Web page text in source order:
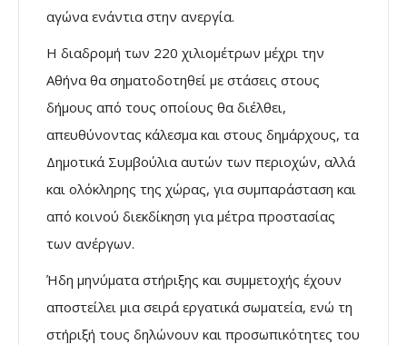
αγώνα ενάντια στην ανεργία.
Η διαδρομή των 220 χιλιομέτρων μέχρι την
Αθήνα θα σηματοδοτηθεί με στάσεις στους
δήμους από τους οποίους θα διέλθει,
απευθύνοντας κάλεσμα και στους δημάρχους, τα
Δημοτικά Συμβούλια αυτών των περιοχών, αλλά
και ολόκληρης της χώρας, για συμπαράσταση και
από κοινού διεκδίκηση για μέτρα προστασίας
των ανέργων.
Ήδη μηνύματα στήριξης και συμμετοχής έχουν
αποστείλει μια σειρά εργατικά σωματεία, ενώ τη
στήριξή τους δηλώνουν και προσωπικότητες του